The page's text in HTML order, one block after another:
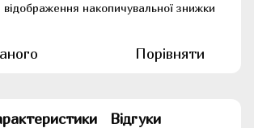
відображення накопичувальної знижки
Порівняти
Відгуки